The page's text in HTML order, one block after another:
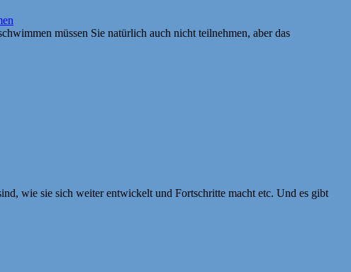
müssen Sie natürlich auch nicht teilnehmen, aber das
wie sie sich weiter entwickelt und Fortschritte macht etc. Und es gibt